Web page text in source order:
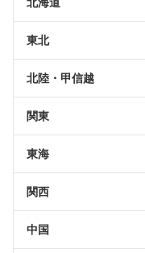
東北
北陸・甲信越
関東
東海
関西
中国